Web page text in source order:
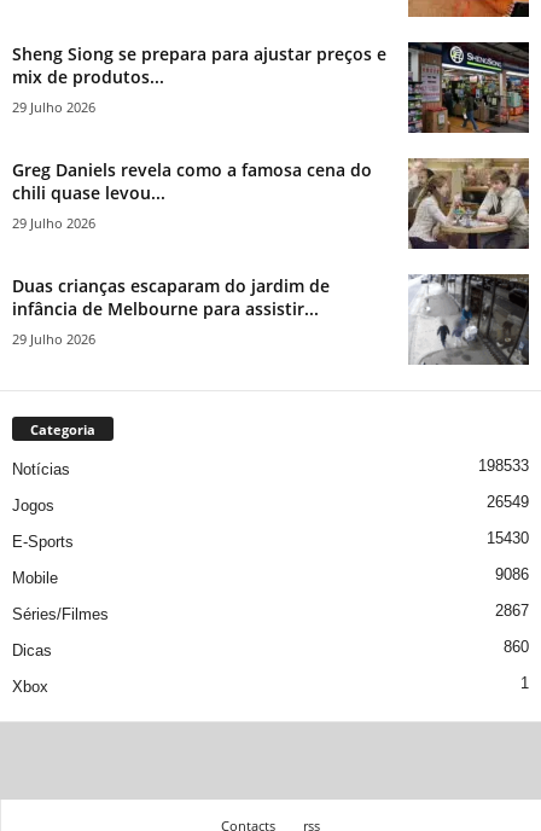
Sheng Siong se prepara para ajustar preços e
mix de produtos...
29 Julho 2026
Greg Daniels revela como a famosa cena do
chili quase levou...
29 Julho 2026
Duas crianças escaparam do jardim de
infância de Melbourne para assistir...
29 Julho 2026
Categoria
Notícias 198533
Jogos 26549
E-Sports 15430
Mobile 9086
Séries/Filmes 2867
Dicas 860
Xbox 1
Contacts rss